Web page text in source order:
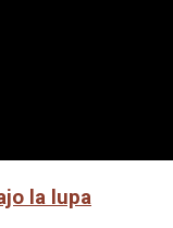
la lupa